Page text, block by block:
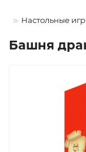
Настольные
Башня